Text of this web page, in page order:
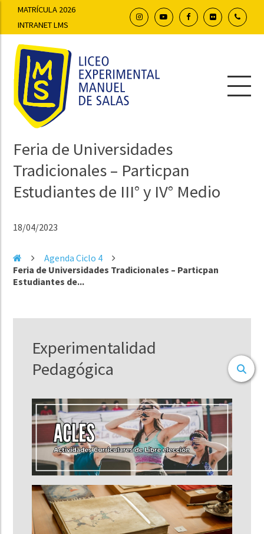
MATRÍCULA 2026
INTRANET LMS
Feria de Universidades
Tradicionales – Particpan
Estudiantes de III° y IV° Medio
18/04/2023
Agenda Ciclo 4
Feria de Universidades Tradicionales – Particpan
Estudiantes de...
Experimentalidad
Pedagógica